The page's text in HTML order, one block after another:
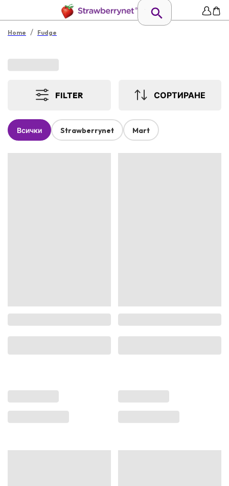
Home / Fudge
FILTER СОРТИРАНЕ
Всички Strawberrynet Mart